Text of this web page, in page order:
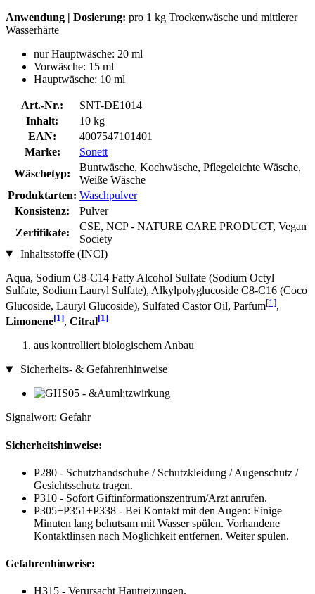
Anwendung | Dosierung: pro 1 kg Trockenwäsche und mittlerer
Wasserhärte
nur Hauptwäsche: 20 ml
Vorwäsche: 15 ml
Hauptwäsche: 10 ml
Art.-Nr.:
SNT-DE1014
Inhalt:
10 kg
EAN:
4007547101401
Marke:
Sonett
Wäschetyp:
Buntwäsche, Kochwäsche, Pflegeleichte Wäsche,
Weiße Wäsche
Produktarten: Waschpulver
Konsistenz:
Pulver
Zertifikate:
CSE, NCP - NATURE CARE PRODUCT, Vegan
Society
Inhaltsstoffe (INCI)
Aqua, Sodium C8-C14 Fatty Alcohol Sulfate (Sodium Octyl
Sulfate, Sodium Lauryl Sulfate), Alkylpolyglucoside C8-C16 (Coco
Glucoside, Lauryl Glucoside), Sulfated Castor Oil, Parfum[1],
Limonene[1], Citral[1]
aus kontrolliert biologischem Anbau
Sicherheits- & Gefahrenhinweise
Signalwort: Gefahr
Sicherheitshinweise:
P280 - Schutzhandschuhe / Schutzkleidung / Augenschutz /
Gesichtsschutz tragen.
P310 - Sofort Giftinformationszentrum/Arzt anrufen.
P305+P351+P338 - Bei Kontakt mit den Augen: Einige
Minuten lang behutsam mit Wasser spülen. Vorhandene
Kontaktlinsen nach Möglichkeit entfernen. Weiter spülen.
Gefahrenhinweise:
H315 - Verursacht Hautreizungen.